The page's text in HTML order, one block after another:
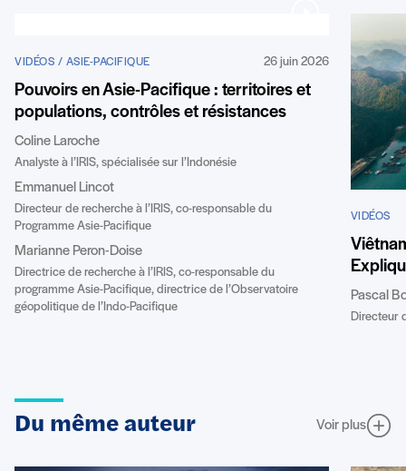
VIDÉOS / ASIE-PACIFIQUE 26 juin 2026
Pouvoirs en Asie-Pacifique : territoires et
populations, contrôles et résistances
Coline Laroche
Analyste à l’IRIS, spécialisée sur l’Indonésie
Emmanuel Lincot
Directeur de recherche à l’IRIS, co-responsable du
Programme Asie-Pacifique
Marianne Peron-Doise
Directrice de recherche à l’IRIS, co-responsable du
programme Asie-Pacifique, directrice de l’Observatoire
géopolitique de l’Indo-Pacifique
VIDÉOS
Pascal
Directeur
Du même auteur Voir plus